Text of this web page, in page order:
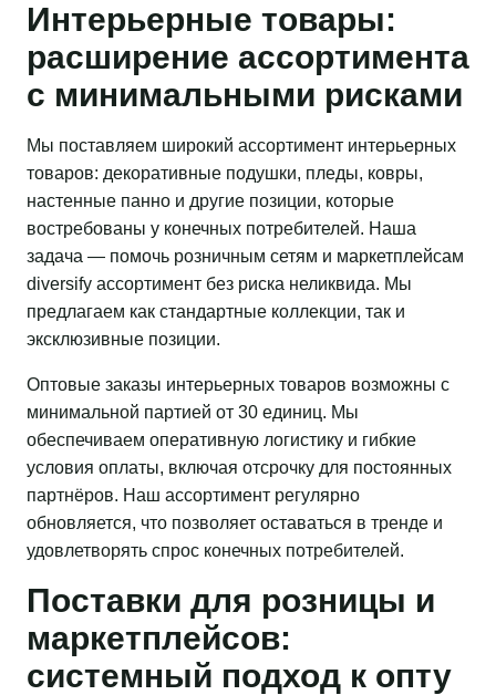
Интерьерные товары:
расширение ассортимента
с минимальными рисками
Мы поставляем широкий ассортимент интерьерных
товаров: декоративные подушки, пледы, ковры,
настенные панно и другие позиции, которые
востребованы у конечных потребителей. Наша
задача — помочь розничным сетям и маркетплейсам
diversify ассортимент без риска неликвида. Мы
предлагаем как стандартные коллекции, так и
эксклюзивные позиции.
Оптовые заказы интерьерных товаров возможны с
минимальной партией от 30 единиц. Мы
обеспечиваем оперативную логистику и гибкие
условия оплаты, включая отсрочку для постоянных
партнёров. Наш ассортимент регулярно
обновляется, что позволяет оставаться в тренде и
удовлетворять спрос конечных потребителей.
Поставки для розницы и
маркетплейсов:
системный подход к опту